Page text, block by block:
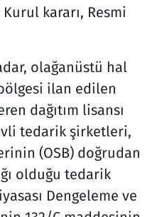
kararı, Resmi
olağanüstü hal
ilan edilen
dağıtım lisansı
tedarik şirketleri,
(OSB) doğrudan
olduğu tedarik
Dengeleme ve